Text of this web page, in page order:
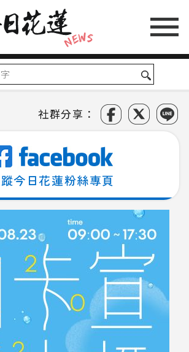
社群分享：
今日花蓮粉絲專頁